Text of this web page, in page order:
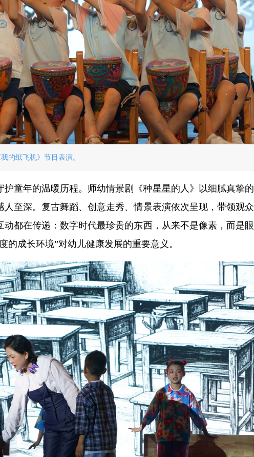
的纸飞机》节目表演。
童年的温暖历程。师幼情景剧《种星星的人》以细腻真挚的
至深。复古舞蹈、创意走秀、情景表演依次呈现，带领观众
都在传递：数字时代最珍贵的东西，从来不是像素，而是眼
成长环境”对幼儿健康发展的重要意义。